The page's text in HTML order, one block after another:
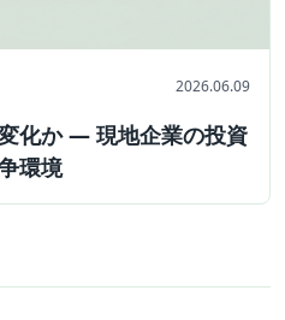
2026.06.09
化か ― 現地企業の投資
環境